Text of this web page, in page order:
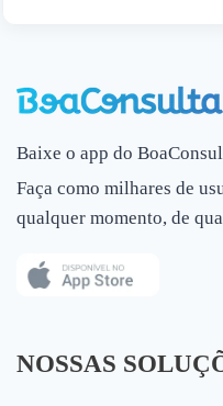
Baixe o app do
Faça como milhares de
qualquer momento, de
NOSSAS